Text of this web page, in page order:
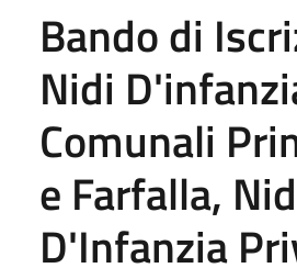
Bando di
Nidi
Comunali
e Farfalla,
D'Infanzia